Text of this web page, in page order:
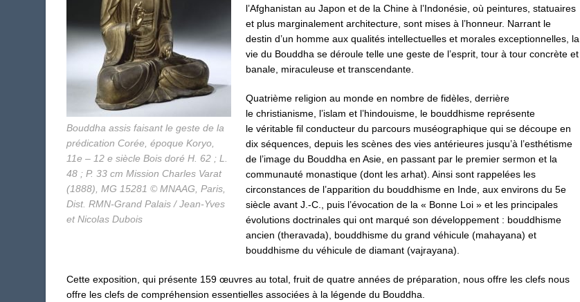
Bouddha assis faisant le geste de la
prédication Corée, époque Koryo,
11e – 12 e siècle Bois doré H. 62 ; L.
48 ; P. 33 cm Mission Charles Varat
(1888), MG 15281 © MNAAG, Paris,
Dist. RMN-Grand Palais / Jean-Yves
et Nicolas Dubois
l’Afghanistan au Japon et de la Chine à l’Indonésie, où peintures, statuaires
et plus marginalement architecture, sont mises à l’honneur. Narrant le
destin d’un homme aux qualités intellectuelles et morales exceptionnelles, la
vie du Bouddha se déroule telle une geste de l’esprit, tour à tour concrète et
banale, miraculeuse et transcendante.
Quatrième religion au monde en nombre de fidèles, derrière
le christianisme, l’islam et l’hindouisme, le bouddhisme représente
le véritable fil conducteur du parcours muséographique qui se découpe en
dix séquences, depuis les scènes des vies antérieures jusqu’à l’esthétisme
de l’image du Bouddha en Asie, en passant par le premier sermon et la
communauté monastique (dont les arhat). Ainsi sont rappelées les
circonstances de l’apparition du bouddhisme en Inde, aux environs du 5e
siècle avant J.-C., puis l’évocation de la « Bonne Loi » et les principales
évolutions doctrinales qui ont marqué son développement : bouddhisme
ancien (theravada), bouddhisme du grand véhicule (mahayana) et
bouddhisme du véhicule de diamant (vajrayana).
Cette exposition, qui présente 159 œuvres au total, fruit de quatre années de préparation, nous offre les clefs nous
offre les clefs de compréhension essentielles associées à la légende du Bouddha.